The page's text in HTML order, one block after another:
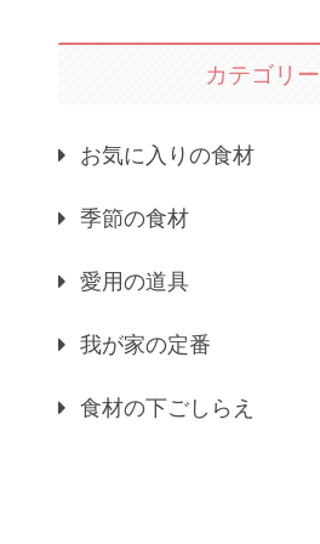
カテゴリー
お気に入りの食材
季節の食材
愛用の道具
我が家の定番
食材の下ごしらえ